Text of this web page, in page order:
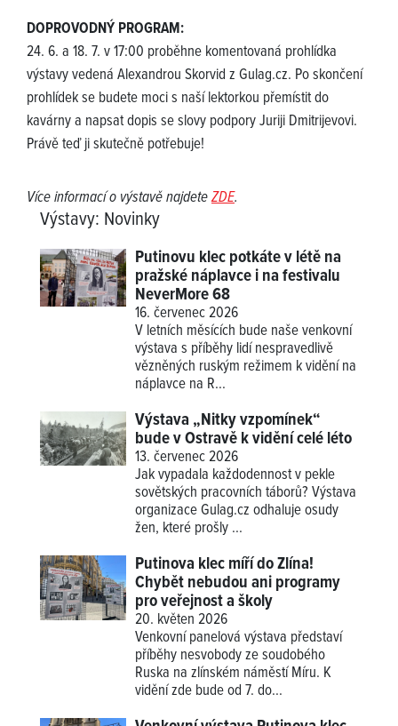
DOPROVODNÝ PROGRAM:
24. 6. a 18. 7. v 17:00 proběhne komentovaná prohlídka
výstavy vedená Alexandrou Skorvid z Gulag.cz. Po skončení
prohlídek se budete moci s naší lektorkou přemístit do
kavárny a napsat dopis se slovy podpory Juriji Dmitrijevovi.
Právě teď ji skutečně potřebuje!
Více informací o výstavě najdeteZDE.
Výstavy: Novinky
Putinovu klec potkáte v létě na
pražské náplavce i na festivalu
NeverMore 68
16. červenec 2026
V letních měsících bude naše venkovní
výstava s příběhy lidí nespravedlivě
vězněných ruským režimem k vidění na
náplavce na R...
Výstava „Nitky vzpomínek“
bude v Ostravě k vidění celé léto
13. červenec 2026
Jak vypadala každodennost v pekle
sovětských pracovních táborů? Výstava
organizace Gulag.cz odhaluje osudy
žen, které prošly ...
Putinova klec míří do Zlína!
Chybět nebudou ani programy
pro veřejnost a školy
20. květen 2026
Venkovní panelová výstava představí
příběhy nesvobody ze soudobého
Ruska na zlínském náměstí Míru. K
vidění zde bude od 7. do...